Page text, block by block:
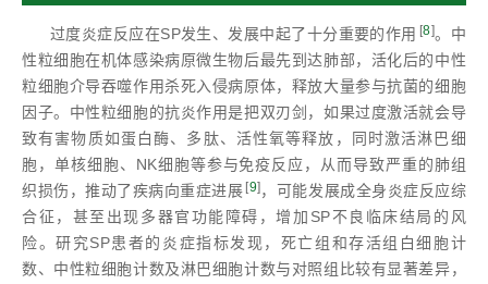
过度炎症反应在SP发生、发展中起了十分重要的作用 [8]。中
性粒细胞在机体感染病原微生物后最先到达肺部，活化后的中性
粒细胞介导吞噬作用杀死入侵病原体，释放大量参与抗菌的细胞
因子。中性粒细胞的抗炎作用是把双刃剑，如果过度激活就会导
致有害物质如蛋白酶、多肽、活性氧等释放，同时激活淋巴细
胞，单核细胞、NK细胞等参与免疫反应，从而导致严重的肺组
织损伤，推动了疾病向重症进展 [9]，可能发展成全身炎症反应综
合征，甚至出现多器官功能障碍，增加SP不良临床结局的风
险。研究SP患者的炎症指标发现，死亡组和存活组白细胞计
数、中性粒细胞计数及淋巴细胞计数与对照组比较有显著差异，